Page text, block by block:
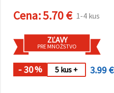
uviesť svoje
preferencie
Nastaveniach
výberom
daného
súborov
cookie a
Cena:5.70 € 1-4 kus
ZĽAVY
PRE MNOŽSTVO
- 30% 5 kus + 3.99 €